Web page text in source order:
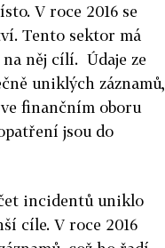
V roce 2016 se
Tento sektor má
něj cílí. Údaje ze
uniklých záznamů,
finančním oboru
jsou do
incidentů uniklo
cíle. V roce 2016